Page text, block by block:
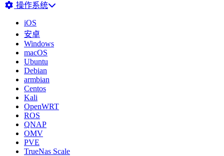
操作系统
iOS
安卓
Windows
macOS
Ubuntu
Debian
armbian
Centos
Kali
OpenWRT
ROS
QNAP
OMV
PVE
TrueNas Scale